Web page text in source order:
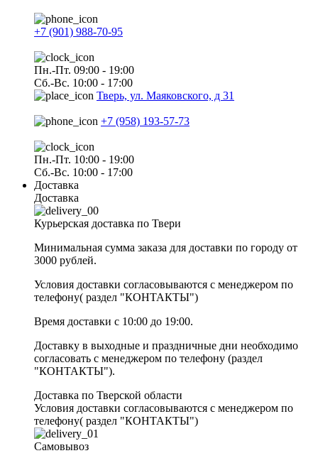
+7 (901) 988-70-95
Пн.-Пт. 09:00 - 19:00
Сб.-Вс. 10:00 - 17:00
Тверь, ул. Маяковского, д 31
+7 (958) 193-57-73
Пн.-Пт. 10:00 - 19:00
Сб.-Вс. 10:00 - 17:00
Доставка
Доставка
Курьерская доставка по Твери
Минимальная сумма заказа для доставки по городу от
3000 рублей.
Условия доставки согласовываются с менеджером по
телефону( раздел "КОНТАКТЫ")
Время доставки с 10:00 до 19:00.
Доставку в выходные и праздничные дни необходимо
согласовать с менеджером по телефону (раздел
"КОНТАКТЫ").
Доставка по Тверской области
Условия доставки согласовываются с менеджером по
телефону( раздел "КОНТАКТЫ")
Самовывоз